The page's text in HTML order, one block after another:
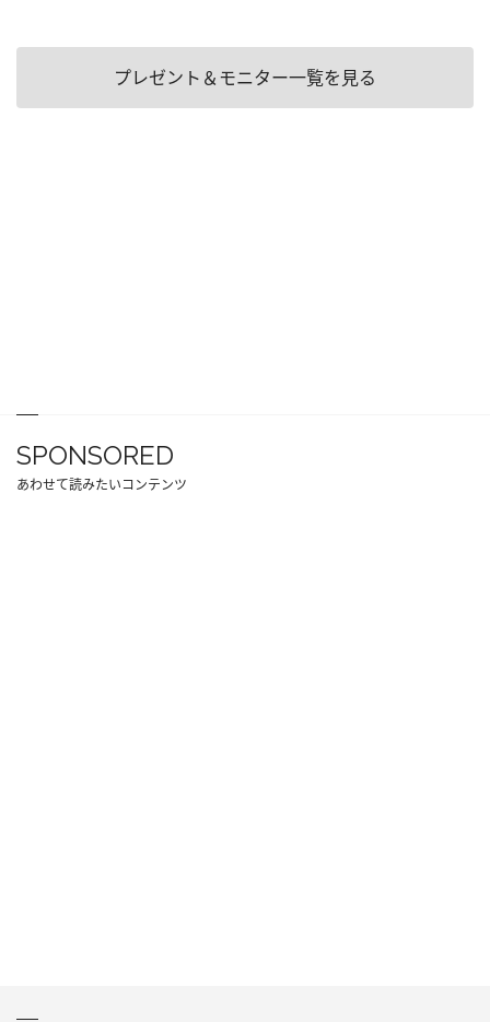
プレゼント＆モニター一覧を見る
SPONSORED
あわせて読みたいコンテンツ